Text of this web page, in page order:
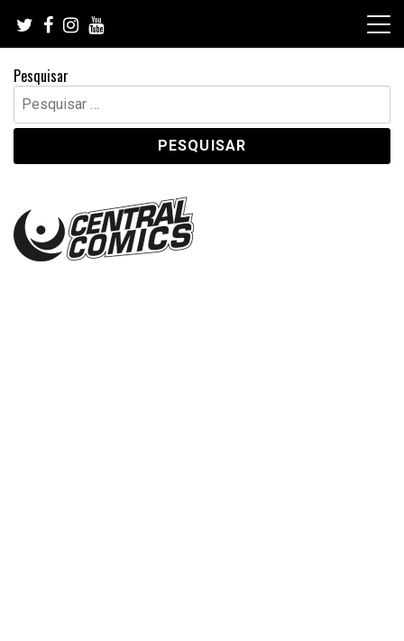
content
Pesquisar
Pesquisar
por: